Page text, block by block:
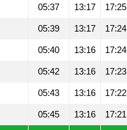
05:37 13:17 17:25
05:39 13:17 17:24
05:40 13:16 17:24
05:42 13:16 17:23
05:43 13:16 17:22
05:45 13:16 17:21